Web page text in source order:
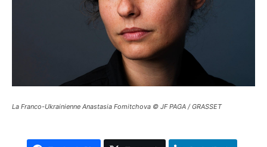
La Franco-Ukrainienne Anastasia Fomitchova © JF PAGA / GRASSET